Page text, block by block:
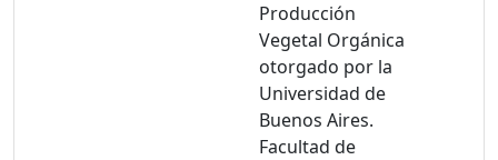
Producción
Vegetal Orgánica
otorgado por la
Universidad de
Buenos Aires.
Facultad de